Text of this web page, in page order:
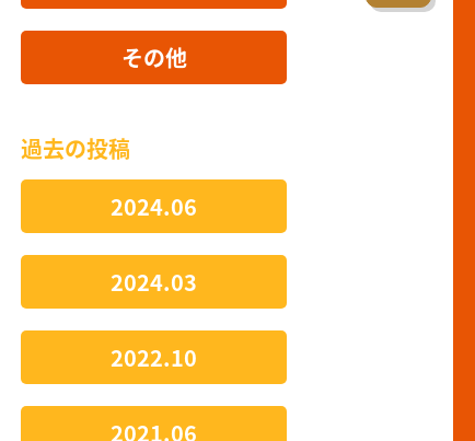
その他
過去の投稿
2024.06
2024.03
2022.10
2021.06